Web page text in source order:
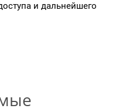
и дальнейшего